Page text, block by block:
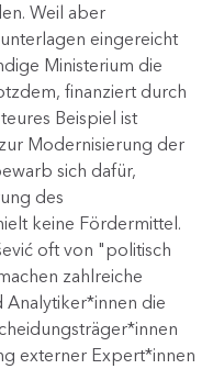
Weil aber
eingereicht
Ministerium die
finanziert durch
Beispiel ist
Modernisierung der
sich dafür,
des
keine Fördermittel.
oft von "politisch
zahlreiche
die
externer Expert*innen